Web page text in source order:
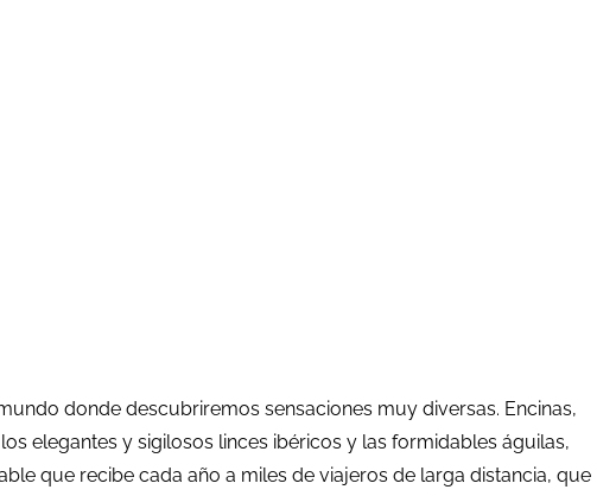
donde descubriremos sensaciones muy diversas. Encinas,
elegantes y sigilosos linces ibéricos y las formidables águilas,
que recibe cada año a miles de viajeros de larga distancia, que